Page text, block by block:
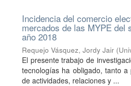
Incidencia del comercio
mercados de las MYPE
año 2018
Requejo Vásquez, Jordy Jair (
El presente trabajo de
tecnologías ha obligado, tanto
de actividades, relaciones y ...